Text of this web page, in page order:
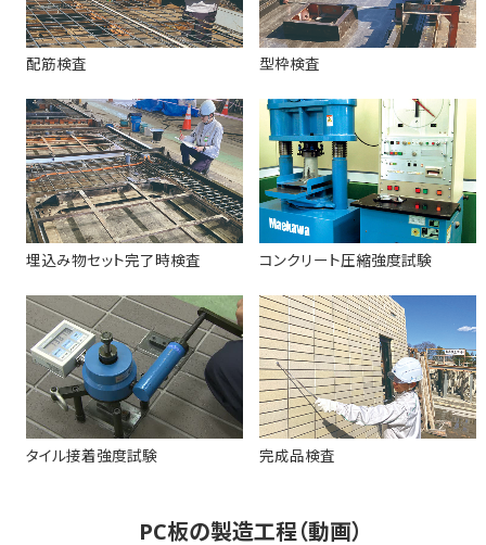
配筋検査 型枠検査
埋込み物セット完了時検査 コンクリート圧縮強度試験
タイル接着強度試験 完成品検査
PC板の製造工程（動画）